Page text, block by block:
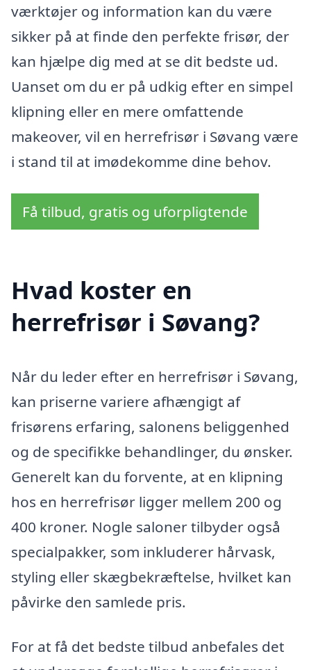
værktøjer og information kan du være
sikker på at finde den perfekte frisør, der
kan hjælpe dig med at se dit bedste ud.
Uanset om du er på udkig efter en simpel
klipning eller en mere omfattende
makeover, vil en herrefrisør i Søvang være
i stand til at imødekomme dine behov.
Få tilbud, gratis og uforpligtende
Hvad koster en
herrefrisør i Søvang?
Når du leder efter en herrefrisør i Søvang,
kan priserne variere afhængigt af
frisørens erfaring, salonens beliggenhed
og de specifikke behandlinger, du ønsker.
Generelt kan du forvente, at en klipning
hos en herrefrisør ligger mellem 200 og
400 kroner. Nogle saloner tilbyder også
specialpakker, som inkluderer hårvask,
styling eller skægbekræftelse, hvilket kan
påvirke den samlede pris.
For at få det bedste tilbud anbefales det